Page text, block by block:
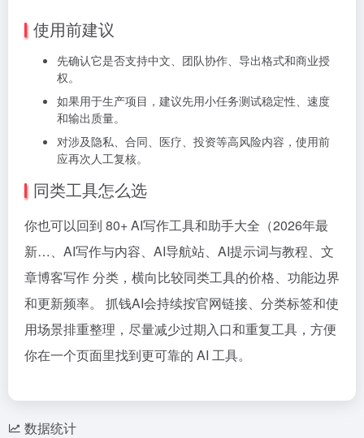
使用前建议
先确认它是否支持中文、团队协作、导出格式和商业授
权。
如果用于生产项目，建议先用小任务测试稳定性、速度
和输出质量。
对涉及隐私、合同、医疗、投资等高风险内容，使用前
应再次人工复核。
同类工具怎么选
你也可以回到 80+ AI写作工具和助手大全（2026年最
新…、AI写作与内容、AI导航站、AI提示词与教程、文
章博客写作 分类，横向比较同类工具的价格、功能边界
和更新频率。 抓钱AI会持续按官网链接、分类标签和使
用场景排重整理，尽量减少过期入口和重复工具，方便
你在一个页面里找到更可靠的 AI 工具。
数据统计